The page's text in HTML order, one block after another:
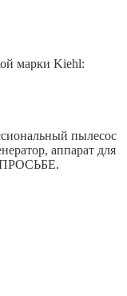
марки Kiehl:
пылесос
аппарат для
ПРОСЬБЕ.